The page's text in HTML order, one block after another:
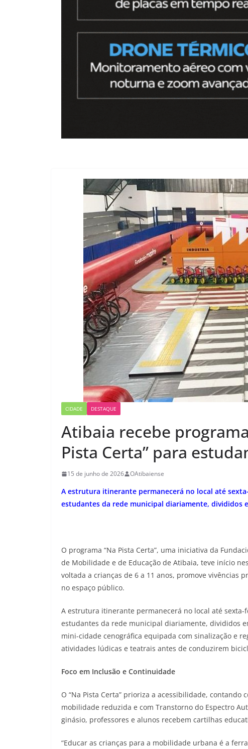
CIDADE DESTAQUE
Atibaia recebe
Pista Certa” para
15 de junho de 2026 OAtibaiense
A estrutura itinerante permanecerá no local até
estudantes da rede municipal diariamente, divididos
O programa “Na Pista Certa”, uma iniciativa da
de Mobilidade e de Educação de Atibaia, teve início
voltada a crianças de 6 a 11 anos, promove vivências
no espaço público.
A estrutura itinerante permanecerá no local até
estudantes da rede municipal diariamente, divididos
mini-cidade cenográfica equipada com sinalização e
atividades lúdicas e teatrais antes de conduzirem
Foco em Inclusão e Continuidade
O “Na Pista Certa” prioriza a acessibilidade,
mobilidade reduzida e com Transtorno do Espectro
ginásio, professores e alunos recebem cartilhas
“Educar as crianças para a mobilidade urbana é a